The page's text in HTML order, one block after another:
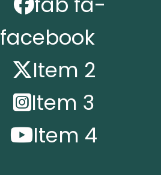
facebook
Item 2
Item 3
Item 4